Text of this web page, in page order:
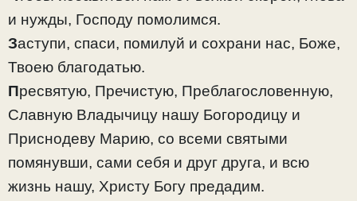
и нужды, Господу помолимся.
Заступи, спаси, помилуй и сохрани нас, Боже,
Твоею благодатью.
Пресвятую, Пречистую, Преблагословенную,
Славную Владычицу нашу Богородицу и
Приснодеву Марию, со всеми святыми
помянувши, сами себя и друг друга, и всю
жизнь нашу, Христу Богу предадим.